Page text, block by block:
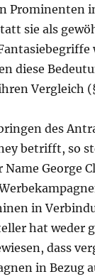
Prominenten
sie als
diese
Vergleich
des
betrifft, so
Name George
in
hat weder
dass
in Bezug